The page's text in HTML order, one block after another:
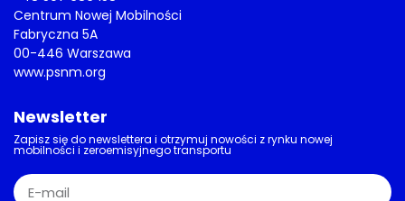
04/08/2026
AKTUALNOŚCI,BIZNES
Toyota w pół roku sprzedała 5,3 mln
aut. Segment „elektryków” rośnie w
zaskakującym tempie